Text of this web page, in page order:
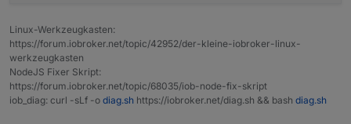
Ro75.
Linux-Werkzeugkasten:
https://forum.iobroker.net/topic/42952/der-kleine-iobroker-linux-
werkzeugkasten
NodeJS Fixer Skript:
https://forum.iobroker.net/topic/68035/iob-node-fix-skript
iob_diag: curl -sLf -o diag.sh https://iobroker.net/diag.sh && bash diag.sh